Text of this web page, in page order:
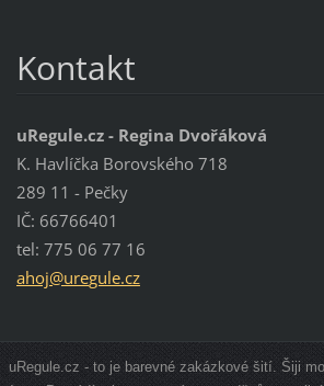
Kontakt
uRegule.cz - Regina Dvořáková
K. Havlíčka Borovského 718
289 11 - Pečky
IČ: 66766401
tel: 775 06 77 16
ahoj@uregule.cz
uRegule.cz - to je barevné zakázkové šití. Šiji